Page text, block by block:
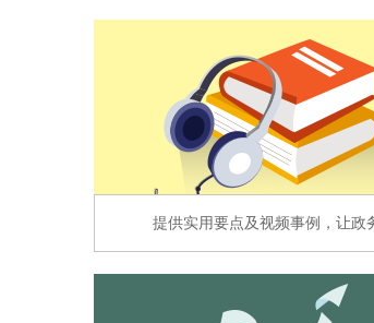
提供实用要点及视频事例，让政务